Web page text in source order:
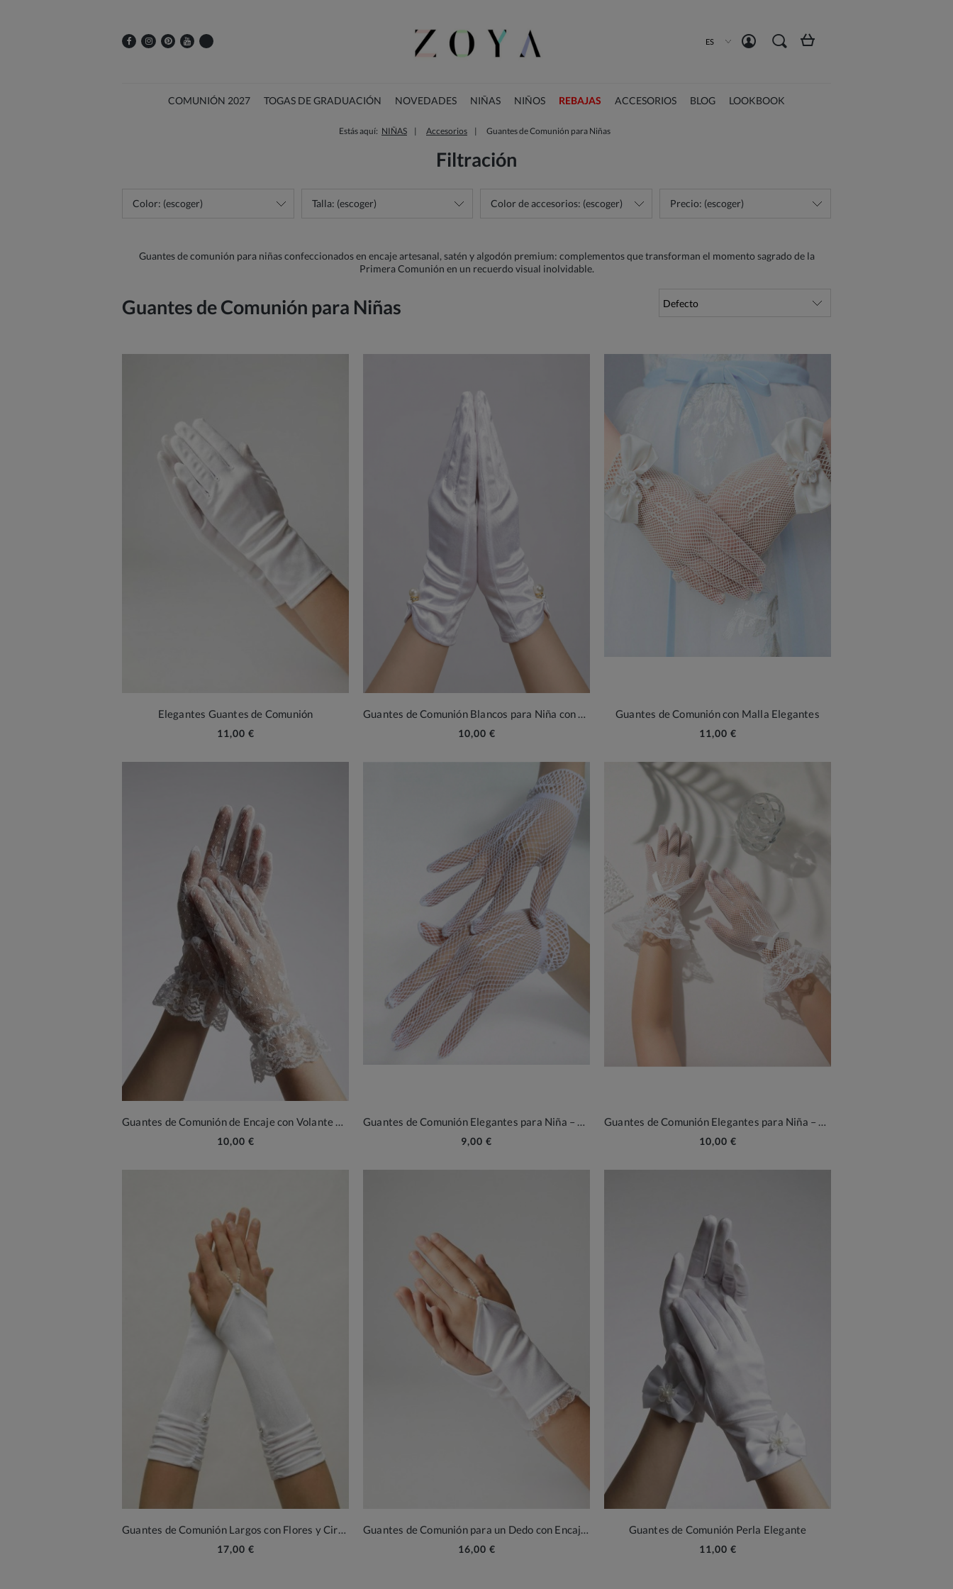
ES
COMUNIÓN 2027 TOGAS DE GRADUACIÓN NOVEDADES NIÑAS NIÑOS REBAJAS ACCESORIOS BLOG LOOKBOOK
Estás aquí: NIÑAS Accesorios Guantes de Comunión para Niñas
Filtración
Color: (escoger) Talla: (escoger) Color de accesorios: (escoger) Precio: (escoger)
Guantes de comunión para niñas confeccionados en encaje artesanal, satén y algodón premium: complementos que transforman el momento sagrado de la
Primera Comunión en un recuerdo visual inolvidable.
Guantes de Comunión para Niñas
Elegantes Guantes de Comunión
11,00 €
Guantes de Comunión Blancos para Niña con Perla – Elegancia y Estilo Moderno
10,00 €
Guantes de Comunión con Malla Elegantes
11,00 €
Guantes de Comunión de Encaje con Volante y Lazos
10,00 €
Guantes de Comunión Elegantes para Niña – Blanco Puro y Diseño Delicado
9,00 €
Guantes de Comunión Elegantes para Niña – Toque Sofisticado para Ocasiones Especiales
10,00 €
Guantes de Comunión Largos con Flores y Circonitas R38
17,00 €
Guantes de Comunión para un Dedo con Encaje R33
16,00 €
Guantes de Comunión Perla Elegante
11,00 €